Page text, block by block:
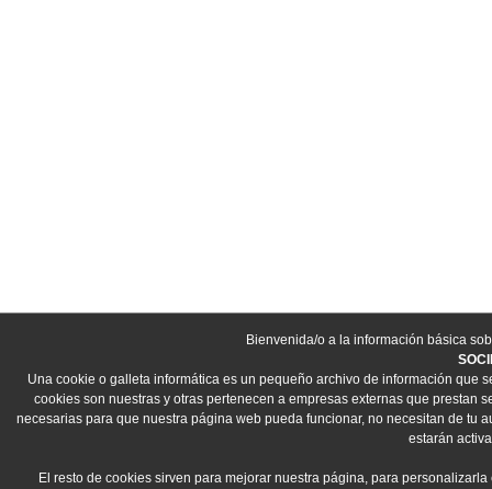
Bienvenida/o a la información básica
Una cookie o galleta informática es un pequeño archivo de información que
cookies son nuestras y otras pertenecen a empresas externas que prestan
necesarias para que nuestra página web pueda funcionar, no necesitan de tu
estarán
El resto de cookies sirven para mejorar nuestra página, para